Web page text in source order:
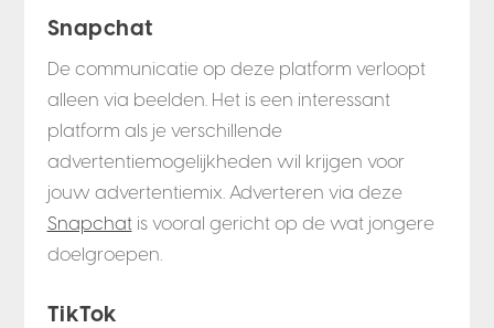
Snapchat
De communicatie op deze platform verloopt
alleen via beelden. Het is een interessant
platform als je verschillende
advertentiemogelijkheden wil krijgen voor
jouw advertentiemix. Adverteren via deze
Snapchatis vooral gericht op de wat jongere
doelgroepen.
TikTok